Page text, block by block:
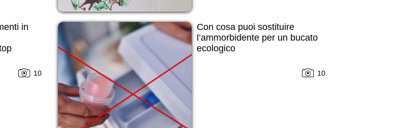
in
10
Con cosa puoi sostituire
l’ammorbidente per un bucato
ecologico
10